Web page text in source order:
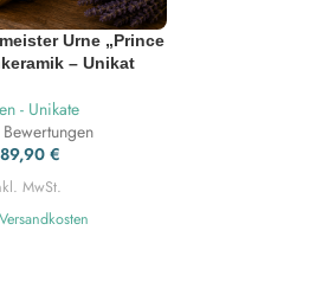
Urne „Prince
– Unikat
- Unikate
€
MwSt.
Versandkosten